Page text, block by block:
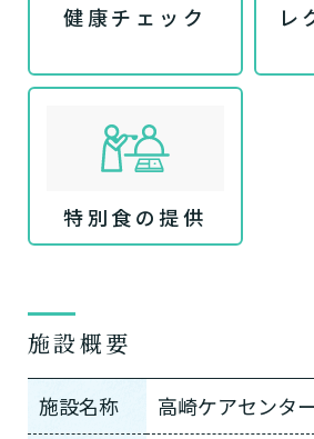
健康チェック
レ
特別食の提供
施設概要
施設名称 高崎ケアセンタ